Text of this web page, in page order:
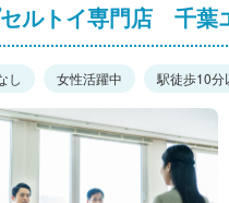
ルトイ専門店 千葉
し 女性活躍中 駅徒歩10分